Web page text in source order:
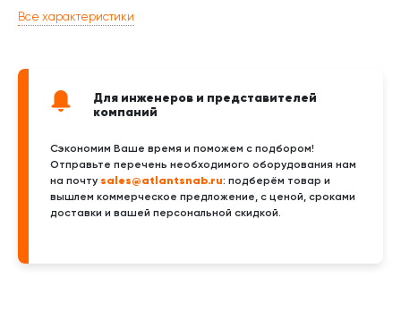
Все характеристики
Для инженеров и представителей
компаний
Сэкономим Ваше время и поможем с подбором!
Отправьте перечень необходимого оборудования нам
на почту sales@atlantsnab.ru: подберём товар и
вышлем коммерческое предложение, с ценой, сроками
доставки и вашей персональной скидкой.